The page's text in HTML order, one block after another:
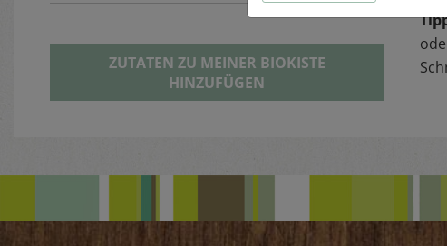
ZUTATEN ZU MEINER BIOKISTE
HINZUFÜGEN